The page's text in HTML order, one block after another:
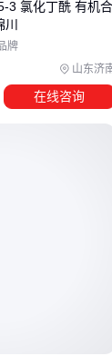
质的储罐更适
则能精准控制每
报废
环境安全性。
打折扣？
山东济
3 氯化丁酰 有机合
牌
在线咨询